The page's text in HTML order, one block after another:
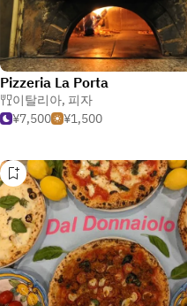
Pizzeria La Porta
이탈리아, 피자
¥7,500
¥1,500